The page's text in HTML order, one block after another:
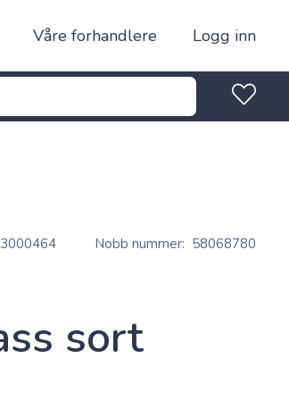
Våre forhandlere Logg inn
Nobb nummer 58068780
sort